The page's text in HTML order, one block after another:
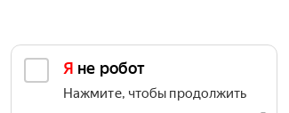
Я не робот
Нажмите, чтобы продолжить